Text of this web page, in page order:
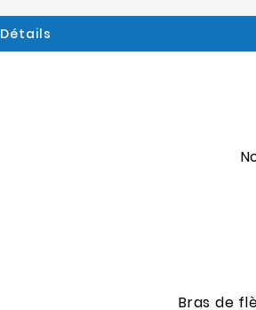
Détails
Bras de